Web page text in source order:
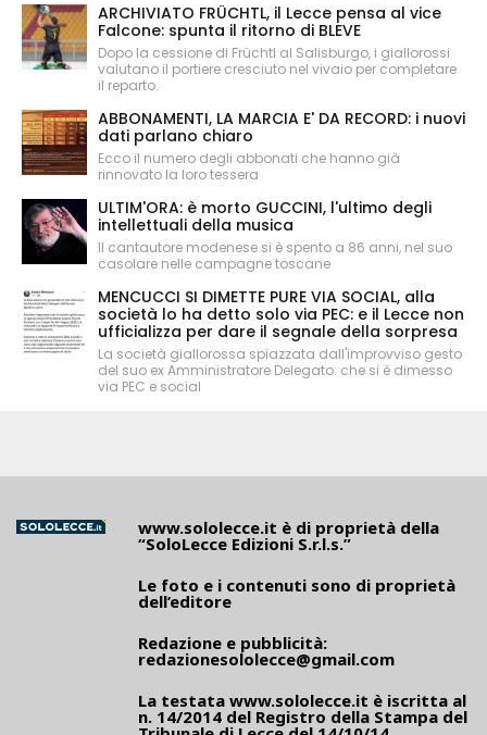
ARCHIVIATO FRÜCHTL, il Lecce pensa al vice
Falcone: spunta il ritorno di BLEVE
Dopo la cessione di Früchtl al Salisburgo, i giallorossi
valutano il portiere cresciuto nel vivaio per completare
il reparto.
ABBONAMENTI, LA MARCIA E' DA RECORD: i nuovi
dati parlano chiaro
Ecco il numero degli abbonati che hanno già
rinnovato la loro tessera
ULTIM'ORA: è morto GUCCINI, l'ultimo degli
intellettuali della musica
Il cantautore modenese si è spento a 86 anni, nel suo
casolare nelle campagne toscane
MENCUCCI SI DIMETTE PURE VIA SOCIAL, alla
società lo ha detto solo via PEC: e il Lecce non
ufficializza per dare il segnale della sorpresa
La società giallorossa spiazzata dall'improvviso gesto
del suo ex Amministratore Delegato: che si è dimesso
via PEC e social
www.sololecce.it è di proprietà della
“SoloLecce Edizioni S.r.l.s.”
Le foto e i contenuti sono di proprietà
dell’editore
Redazione e pubblicità:
redazionesololecce@gmail.com
La testata www.sololecce.it è iscritta al
n. 14/2014 del Registro della Stampa del